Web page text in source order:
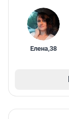
Елена,38